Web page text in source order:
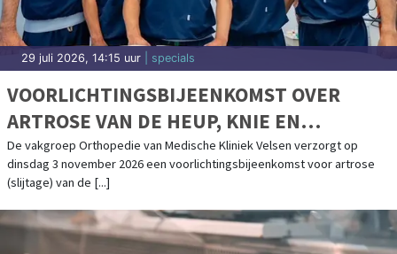
29 juli 2026, 14:15 uur | specials
VOORLICHTINGSBIJEENKOMST OVER
ARTROSE VAN DE HEUP, KNIE EN
SCHOUDER IN MEDISCHE KLINIEK VELSEN
De vakgroep Orthopedie van Medische Kliniek Velsen verzorgt op
dinsdag 3 november 2026 een voorlichtingsbijeenkomst voor artrose
(slijtage) van de [...]